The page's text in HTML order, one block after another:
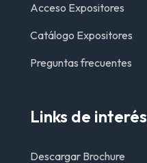
Acceso Expositores
Catálogo Expositores
Preguntas frecuentes
Links de interés
Descargar Brochure